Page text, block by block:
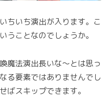
ちいち演出が入ります。こ
うことなのでしょうか。
魔法演出長いな〜とは思っ
る要素ではありませんでし
スキップできます。